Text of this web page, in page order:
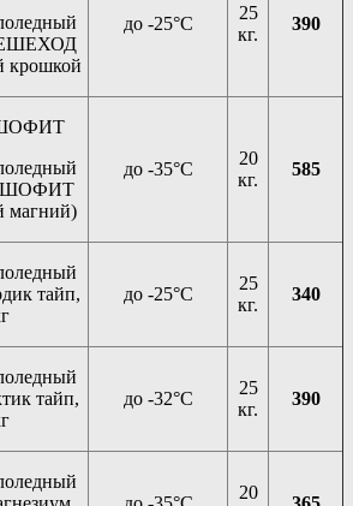
крошкой
до -25°C
25
кг.
390
магний)
до -35°C
20
кг.
585
тайп,
до -25°C
25
кг.
340
тайп,
до -32°C
25
кг.
390
20